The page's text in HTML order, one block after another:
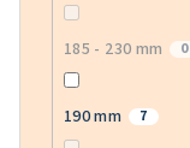
185 - 230 mm 0
190 mm 7